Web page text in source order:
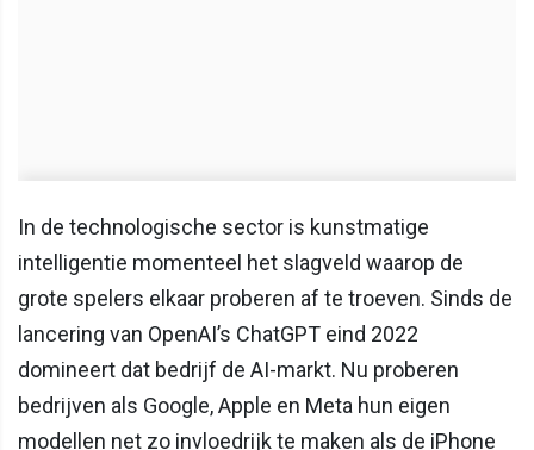
In de technologische sector is kunstmatige
intelligentie momenteel het slagveld waarop de
grote spelers elkaar proberen af te troeven. Sinds de
lancering van OpenAI’s ChatGPT eind 2022
domineert dat bedrijf de AI-markt. Nu proberen
bedrijven als Google, Apple en Meta hun eigen
modellen net zo invloedrijk te maken als de iPhone